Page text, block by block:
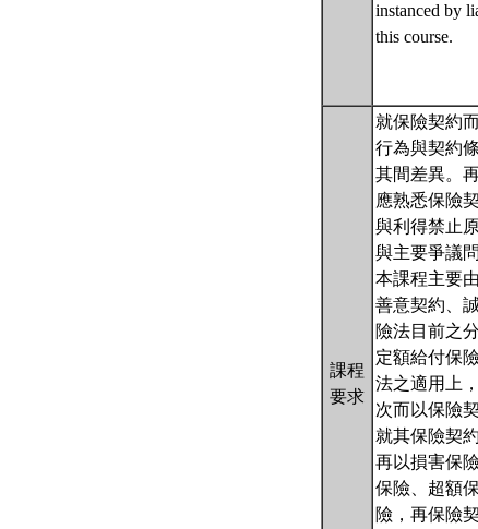
instanced by
this course.
課程
要求
就保險契約
行為與契約
其間差異。
應熟悉保險
與利得禁止
與主要爭議
本課程主要
善意契約、
險法目前之
定額給付保
法之適用上
次而以保險
就其保險契
再以損害保
保險、超額
險，再保險